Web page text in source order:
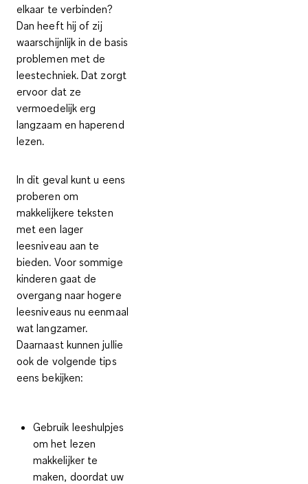
elkaar te verbinden?
Dan heeft hij of zij
waarschijnlijk in de basis
problemen met de
leestechniek. Dat zorgt
ervoor dat ze
vermoedelijk erg
langzaam en haperend
lezen.
In dit geval kunt u eens
proberen om
makkelijkere teksten
met een lager
leesniveau aan te
bieden. Voor sommige
kinderen gaat de
overgang naar hogere
leesniveaus nu eenmaal
wat langzamer.
Daarnaast kunnen jullie
ook de volgende tips
eens bekijken:
Gebruik leeshulpjes
om het lezen
makkelijker te
maken, doordat uw